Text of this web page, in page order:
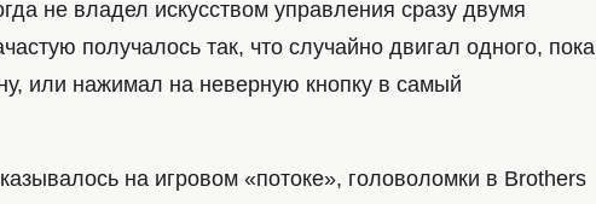
не владел искусством управления сразу двумя
получалось так, что случайно двигал одного, пока
или нажимал на неверную кнопку в самый
на игровом «потоке», головоломки в Brothers